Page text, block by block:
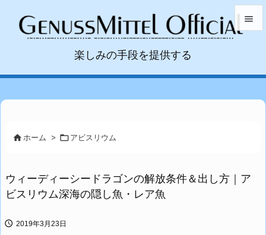
楽しみの手段を提供する


検索
 ホーム >  アビスリウム
ウィーディーシードラゴンの解放条件＆出し方｜ア
ビスリウム深海の隠し魚・レア魚
 2019年3月23日